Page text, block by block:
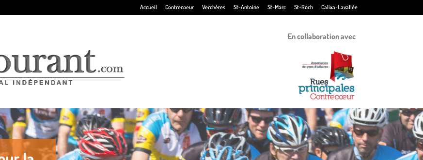
Accueil Contrecoeur Verchères St-Antoine St-Marc St-Roch Calixa-Lavallée
En collaboration avec